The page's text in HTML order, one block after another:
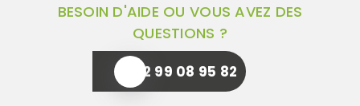
BESOIN D'AIDE OU VOUS AVEZ DES
QUESTIONS ?
02 99 08 95 82